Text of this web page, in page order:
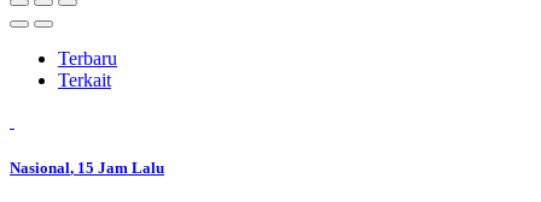
Terbaru
Terkait
Nasional, 15 Jam Lalu